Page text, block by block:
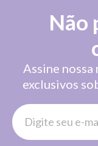
Não
Assine
exclusivos